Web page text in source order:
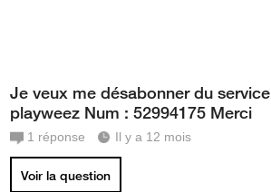
Je veux me désabonner du service
playweez Num : 52994175 Merci
1 réponse Il y a 12 mois
Voir la question